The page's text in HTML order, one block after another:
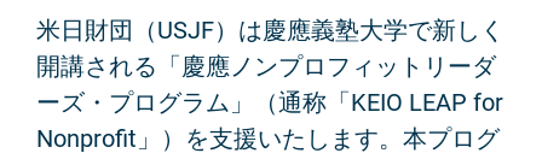
米日財団（USJF）は慶應義塾大学で新しく
開講される「慶應ノンプロフィットリーダ
ーズ・プログラム」（通称「KEIO LEAP for
Nonprofit」）を支援いたします。本プログ